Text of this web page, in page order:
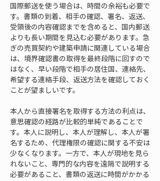
国際郵送を使う場合は、時間の余裕も必要で
す。書類の到着、相手の確認、署名、返送、
受領後の内容確認までを含めると、国内郵送
よりも長い期間を見込む必要があります。急
ぎの売買契約や建築申請に関連している場合
は、境界確認書の取得を最終段階に回すので
はなく、早い段階で相手の居住国、連絡先、
希望する連絡手段、返送方法を確認しておく
ことが望ましいです。
本人から直接署名を取得する方法の利点は、
意思確認の経路が比較的単純であることで
す。本人に説明し、本人が理解し、本人が署
名するため、代理権限の確認に関する不安は
少なくなります。一方で、本人が現地を見ら
れないこと、専門的な内容を遠隔で説明する
必要があること、書類の返送に時間がかかる